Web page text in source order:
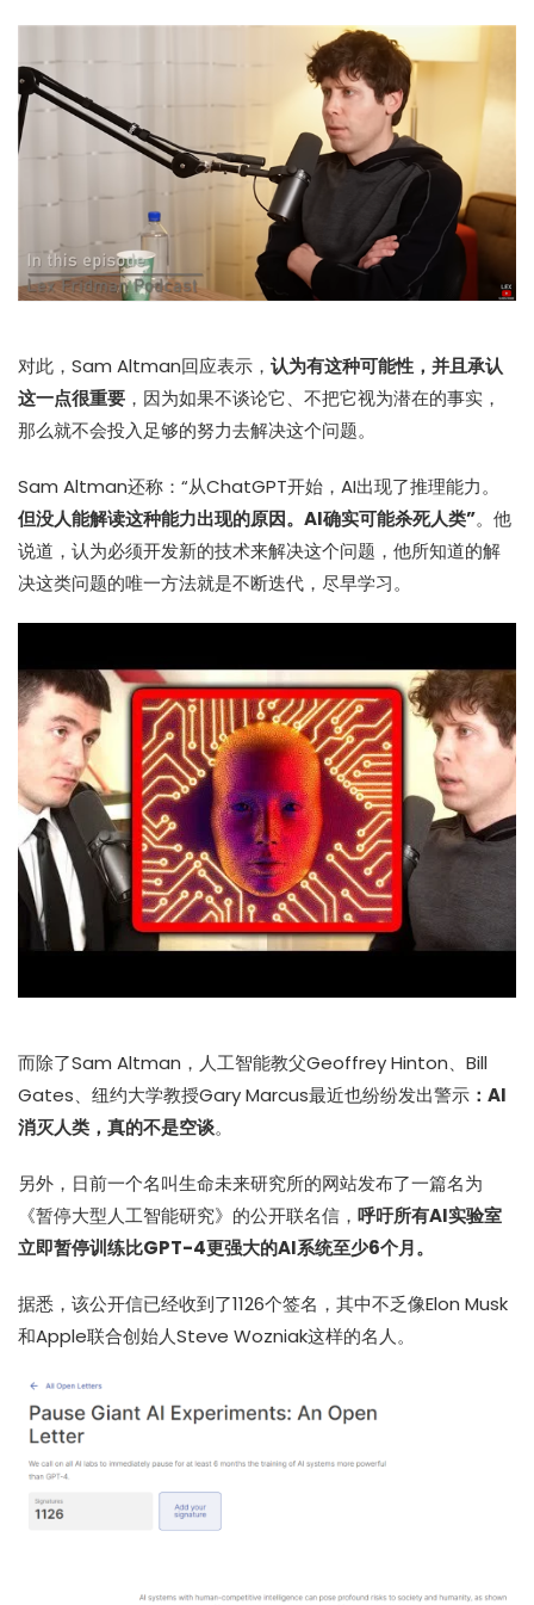
对此，Sam Altman回应表示， 认为有这种可能性，并且承认
这一点很重要 ，因为如果不谈论它、不把它视为潜在的事实，
那么就不会投入足够的努力去解决这个问题。
Sam Altman还称：“从ChatGPT开始，AI出现了推理能力。
但没人能解读这种能力出现的原因。AI确实可能杀死人类”。他
说道，认为必须开发新的技术来解决这个问题，他所知道的解
决这类问题的唯一方法就是不断迭代，尽早学习。
而除了Sam Altman，人工智能教父Geoffrey Hinton、Bill
Gates、纽约大学教授Gary Marcus最近也纷纷发出警示 ：AI
消灭人类，真的不是空谈。
另外，日前一个名叫生命未来研究所的网站发布了一篇名为
《暂停大型人工智能研究》的公开联名信， 呼吁所有AI实验室
立即暂停训练比GPT-4更强大的AI系统至少6个月。
据悉，该公开信已经收到了1126个签名，其中不乏像Elon Musk
和Apple联合创始人Steve Wozniak这样的名人。